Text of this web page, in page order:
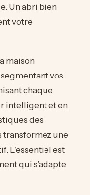
Un abri bien
votre
maison
vos
chaque
intelligent et en
des
transformez une
L’essentiel est
qui s’adapte